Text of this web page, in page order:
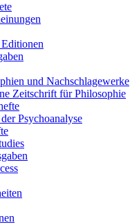
und Nachschlagewerke
Zeitschrift für Philosophie
Psychoanalyse